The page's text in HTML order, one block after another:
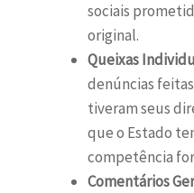
sociais
original.
Queixas
denúncias
tiveram seus
que o Estado
competência
Comentários